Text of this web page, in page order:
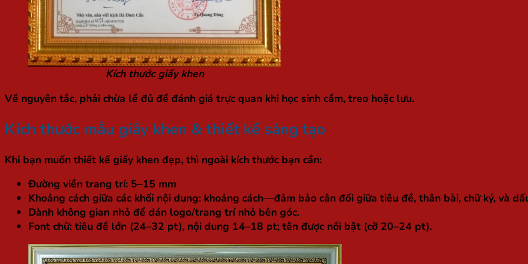
Kích thước giấy khen
Về nguyên tắc, phải chừa lề đủ để đánh giá trực quan khi học sinh cầm, treo hoặc lưu.
Kích thước mẫu giấy khen & thiết kế sáng tạo
Khi bạn muốn thiết kế giấy khen đẹp, thì ngoài kích thước bạn cần:
Đường viền trang trí: 5–15 mm
Khoảng cách giữa các khối nội dung: khoảng cách—đảm bảo cân đối giữa tiêu đề, thân bài, chữ ký, và
Dành không gian nhỏ để dán logo/trang trí nhỏ bên góc.
Font chữ: tiêu đề lớn (24–32 pt), nội dung 14–18 pt; tên được nổi bật (cỡ 20–24 pt).